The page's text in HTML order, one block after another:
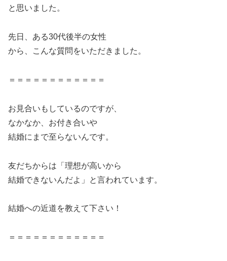
と思いました。
先日、ある30代後半の女性
から、こんな質問をいただきました。
＝＝＝＝＝＝＝＝＝＝＝＝
お見合いもしているのですが、
なかなか、お付き合いや
結婚にまで至らないんです。
友だちからは「理想が高いから
結婚できないんだよ」と言われています。
結婚への近道を教えて下さい！
＝＝＝＝＝＝＝＝＝＝＝＝